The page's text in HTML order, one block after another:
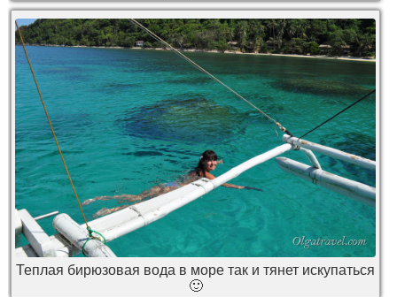
Теплая бирюзовая вода в море так и тянет искупаться
🙂